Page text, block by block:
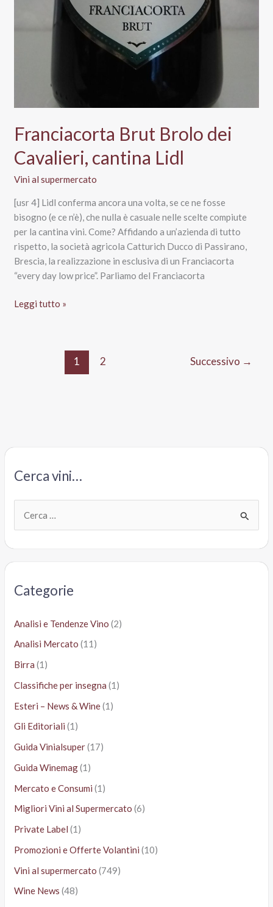
Franciacorta Brut Brolo dei
Cavalieri, cantina Lidl
Vini al supermercato
[usr 4] Lidl conferma ancora una volta, se ce ne fosse
bisogno (e ce n’è), che nulla è casuale nelle scelte compiute
per la cantina vini. Come? Affidando a un’azienda di tutto
rispetto, la società agricola Catturich Ducco di Passirano,
Brescia, la realizzazione in esclusiva di un Franciacorta
“every day low price”. Parliamo del Franciacorta
Franciacorta
Leggi tutto »
1 2 Successivo →
Cerca vini…
Categorie
Analisi e Tendenze Vino (2)
Analisi Mercato (11)
Birra (1)
Classifiche per insegna (1)
Esteri – News & Wine(1)
Gli Editoriali (1)
Guida Vinialsuper(17)
Guida Winemag(1)
Mercato e Consumi (1)
Migliori Vini al Supermercato (6)
Private Label (1)
Promozioni e Offerte Volantini (10)
Vini al supermercato (749)
Wine News (48)